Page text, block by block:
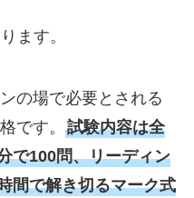
ます。
の場で必要とされる
です。 試験内容は全
で100問、リーディン
間で解き切るマーク式